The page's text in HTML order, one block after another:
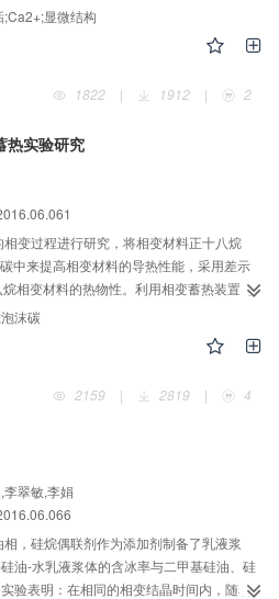
配制了不同Ca2+浓度的人工再生水，并进
别测量了不同Ca2+浓度下微生物污垢的总
垢中游离水与结合水的含水率，并观测了
度上升会提高微生物污垢的空间多孔化程
上升。该研究可以对不同工况下微生物污
显微结构
1822
| 1912 | 2
热实验研究
变过程进行研究，将相变材料正十八烷
中来提高相变材料的导热性能，采用差示
相变材料的热物性。利用相变蓄热装置对
C18/泡沫铜）进行蓄放热对比实验，记录
的温控性能与蓄热能力，并与正十八烷的
充大幅提高相变材料的温控性能，使蓄热
沫碳
2159
| 2819 | 4
翠敏,李娟
，硅烷偶联剂作为添加剂制备了乳液浆
油-水乳液浆体的含冰率与二甲基硅油、硅
验表明：在相同的相变结晶时间内，随着